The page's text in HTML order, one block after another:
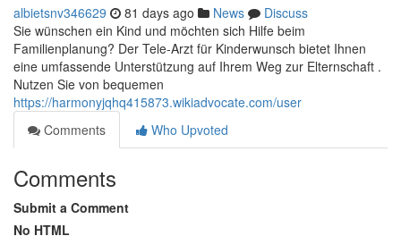
albietsnv346629 81 days ago News
Discuss
Sie wünschen ein Kind und möchten sich Hilfe beim
Familienplanung? Der Tele-Arzt für Kinderwunsch bietet Ihnen
eine umfassende Unterstützung auf Ihrem Weg zur Elternschaft .
Nutzen Sie von bequemen
https://harmonyjqhq415873.wikiadvocate.com/user
Comments
Who Upvoted
Comments
Submit a Comment
No HTML